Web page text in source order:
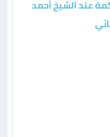
عند الشيخ أحمد